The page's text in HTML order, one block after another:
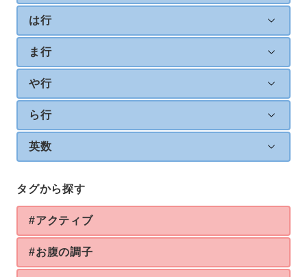
は行
ま行
や行
ら行
英数
タグから探す
#アクティブ
#お腹の調子